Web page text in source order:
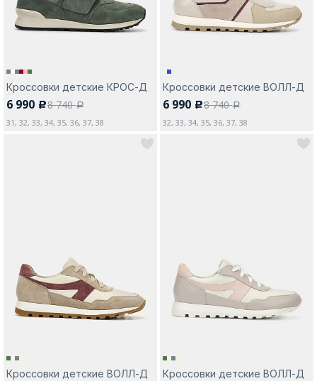
Кроссовки детские КРОС-Д
6 990 c8 740a
31, 32, 33, 34, 35, 36, 37, 38
Кроссовки детские ВОЛЛ-Д
6 990 c8 740a
32, 33, 34, 35, 36, 37, 38
Кроссовки детские ВОЛЛ-Д Кроссовки детские ВОЛЛ-Д